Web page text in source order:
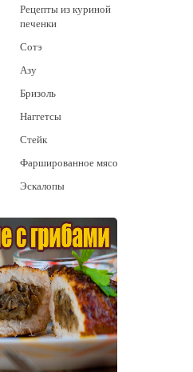
Рецепты из куриной
печенки
Сотэ
Азу
Бризоль
Наггетсы
Стейк
Фаршированное мясо
Эскалопы